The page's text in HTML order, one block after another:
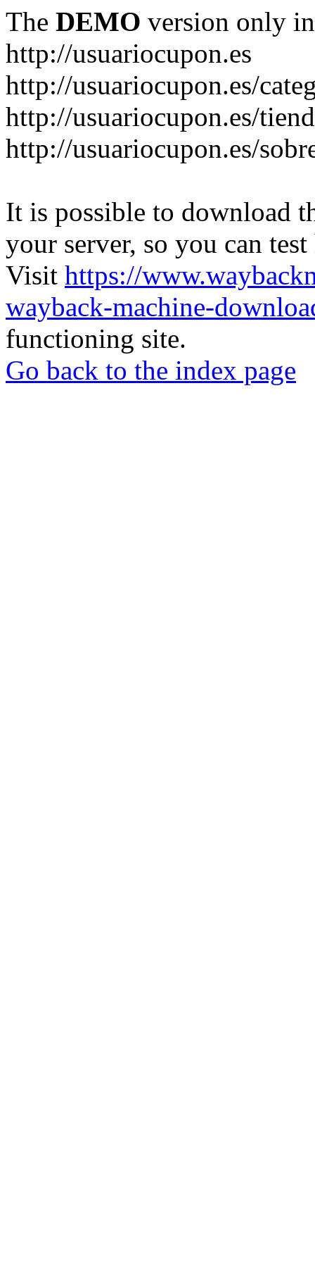
The DEMO version only
http://usuariocupon.es
http://usuariocupon.es/
http://usuariocupon.es/
http://usuariocupon.es/
It is possible to download
your server, so you can
Visit https://
wayback-machine-
functioning site.
Go back to the index page